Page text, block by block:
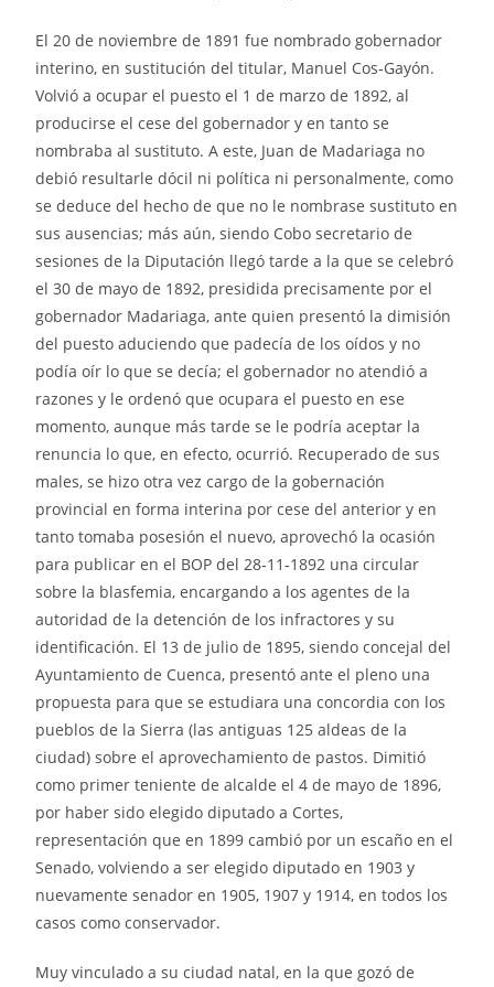
El 20 de noviembre de 1891 fue nombrado gobernador
interino, en sustitución del titular, Manuel Cos‑Gayón.
Volvió a ocupar el puesto el 1 de marzo de 1892, al
producirse el cese del gobernador y en tanto se
nombraba al sustituto. A este, Juan de Madariaga no
debió resultarle dócil ni política ni personalmente, como
se deduce del hecho de que no le nombrase sustituto en
sus ausencias; más aún, siendo Cobo secretario de
sesiones de la Diputación llegó tarde a la que se celebró
el 30 de mayo de 1892, presidida precisamente por el
gobernador Madariaga, ante quien presentó la dimisión
del puesto aduciendo que padecía de los oídos y no
podía oír lo que se decía; el gobernador no atendió a
razones y le ordenó que ocupara el puesto en ese
momento, aunque más tarde se le podría aceptar la
renuncia lo que, en efecto, ocurrió. Recuperado de sus
males, se hizo otra vez cargo de la gobernación
provincial en forma interina por cese del anterior y en
tanto tomaba posesión el nuevo, aprovechó la ocasión
para publicar en el BOP del 28‑11‑1892 una circular
sobre la blasfemia, encargando a los agentes de la
autoridad de la detención de los infractores y su
identificación. El 13 de julio de 1895, siendo concejal del
Ayuntamiento de Cuenca, presentó ante el pleno una
propuesta para que se estudiara una concordia con los
pueblos de la Sierra (las antiguas 125 aldeas de la
ciudad) sobre el aprovechamiento de pastos. Dimitió
como primer teniente de alcalde el 4 de mayo de 1896,
por haber sido elegido diputado a Cortes,
representación que en 1899 cambió por un escaño en el
Senado, volviendo a ser elegido diputado en 1903 y
nuevamente senador en 1905, 1907 y 1914, en todos los
casos como conservador.
Muy vinculado a su ciudad natal, en la que gozó de